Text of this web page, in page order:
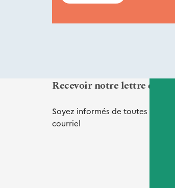
Recevoir notre lettre
Soyez informés de toutes nos
courriel